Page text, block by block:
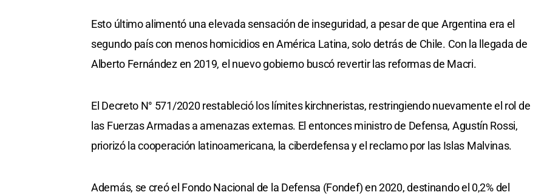
Esto último alimentó una elevada sensación de inseguridad, a pesar de que Argentina era el
segundo país con menos homicidios en América Latina, solo detrás de Chile. Con la llegada de
Alberto Fernández en 2019, el nuevo gobierno buscó revertir las reformas de Macri.
El Decreto N° 571/2020 restableció los límites kirchneristas, restringiendo nuevamente el rol de
las Fuerzas Armadas a amenazas externas. El entonces ministro de Defensa, Agustín Rossi,
priorizó la cooperación latinoamericana, la ciberdefensa y el reclamo por las Islas Malvinas.
Además, se creó el Fondo Nacional de la Defensa (Fondef) en 2020, destinando el 0,2% del